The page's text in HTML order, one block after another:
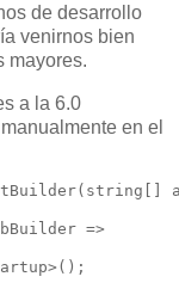
de desarrollo
venirnos bien
mayores.
a la 6.0
en el
=>